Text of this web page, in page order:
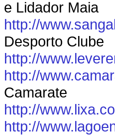
e Lidador Maia
http://
Desporto Clube
http://
http://
Camarate
http://
http://